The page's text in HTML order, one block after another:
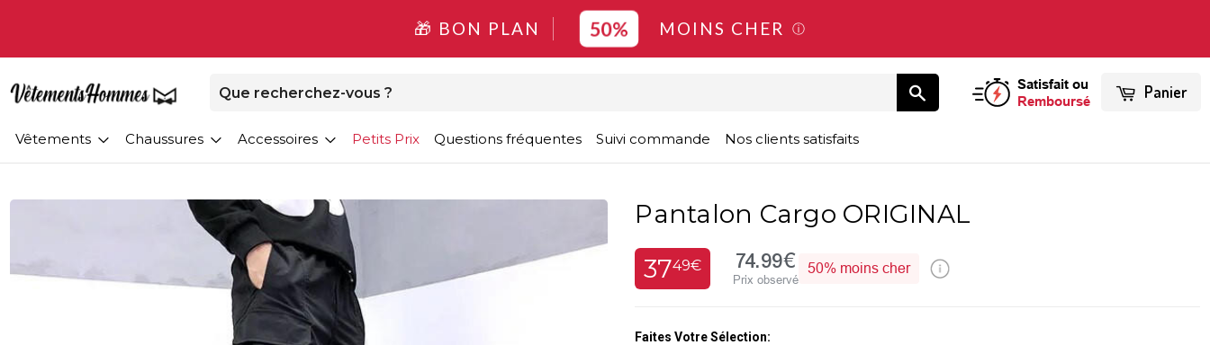
🎁 BON PLAN 50% MOINS CHER ⓘ
Satisfait ou
Remboursé
Panier
Vêtements Chaussures Accessoires Petits Prix Questions fréquentes Suivi commande Nos clients satisfaits
Pantalon Cargo ORIGINAL
3749€ 74.99€
Prix observé
50% moins cher
Faites Votre Sélection: